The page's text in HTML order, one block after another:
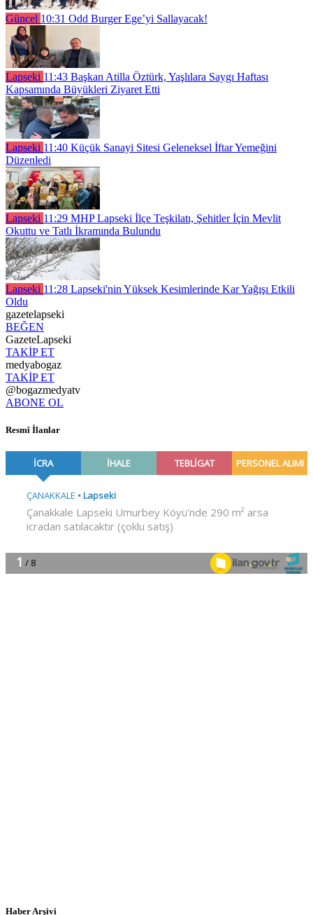
Güncel 10:31 Odd Burger Ege’yi Sallayacak!
Lapseki 11:43 Başkan Atilla Öztürk, Yaşlılara Saygı Haftası
Kapsamında Büyükleri Ziyaret Etti
Lapseki 11:40 Küçük Sanayi Sitesi Geleneksel İftar Yemeğini
Düzenledi
Lapseki 11:29 MHP Lapseki İlçe Teşkilatı, Şehitler İçin Mevlit
Okuttu ve Tatlı İkramında Bulundu
Lapseki 11:28 Lapseki'nin Yüksek Kesimlerinde Kar Yağışı Etkili
Oldu
gazetelapseki
BEĞEN
GazeteLapseki
TAKİP ET
medyabogaz
TAKİP ET
@bogazmedyatv
ABONE OL
Resmî İlanlar
Haber Arşivi